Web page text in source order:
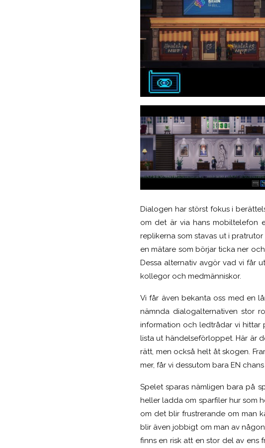
Dialogen har störst fokus i
om det är via hans mobiltelefon
replikerna som stavas ut i
en mätare som börjar ticka ner
Dessa alternativ avgör vad vi får
kollegor och medmänniskor.
Vi får även bekanta oss med en
nämnda dialogalternativen stor
information och ledtrådar vi hittar
lista ut händelseförloppet. Här är
rätt, men också helt åt skogen.
mer, får vi dessutom bara EN
Spelet sparas nämligen bara på
heller ladda om sparfiler hur som
om det blir frustrerande om man
blir även jobbigt om man av
finns en risk att en stor del av ens